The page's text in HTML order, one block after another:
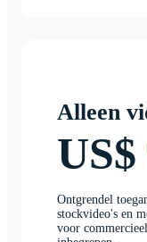
Alleen
US$
Ontgrendel
stockvideo's en
voor